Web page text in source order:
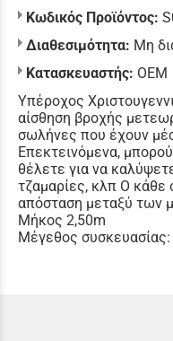
Κωδικός Προϊόντος:
Διαθεσιμότητα: Μη
Κατασκευαστής: ΟΕΜ
Υπέροχος
αίσθηση βροχής
σωλήνες που έχουν
Επεκτεινόμενα,
θέλετε για να
τζαμαρίες, κλπ Ο κάθε
απόσταση μεταξύ των
Μήκος 2,50m
Μέγεθος